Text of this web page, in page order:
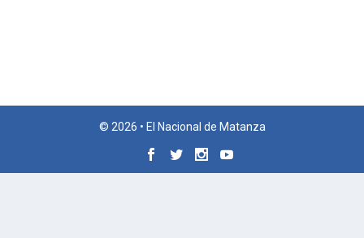
© 2026 • El Nacional de Matanza